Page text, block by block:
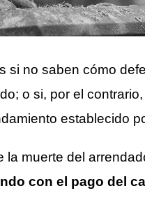
si no saben cómo
o si, por el
establecido
muerte del
con el pago del